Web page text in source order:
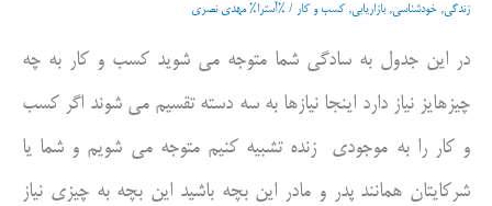
است
زندگی, خودشناسی,بازاریابی, کسب و کار / %آسترا% مهدی نصری
در این جدول به سادگی شما متوجه می شوید کسب و کار به چه
چیزهایز نیاز دارد اینجا نیازها به سه دسته تقسیم می شوند اگر کسب
و کار را به موجودی زنده تشبیه کنیم متوجه می شویم و شما یا
شرکایتان همانند پدر و مادر این بچه باشید این بچه به چیزی نیاز